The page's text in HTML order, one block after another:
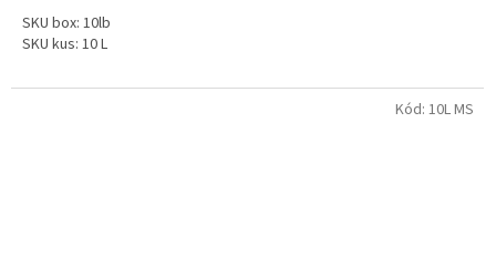
SKU box: 10lb
SKU kus: 10 L
Kód: 10L MS